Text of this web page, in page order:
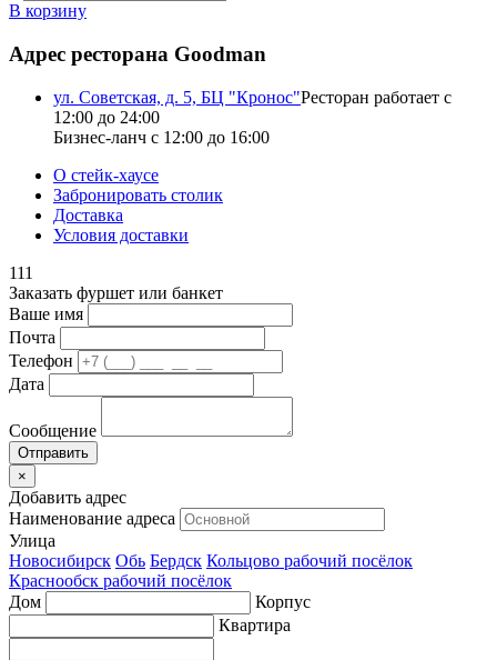
В корзину
Адрес ресторана Goodman
ул. Советская, д. 5, БЦ "Кронос"Ресторан работает с
12:00 до 24:00
Бизнес-ланч с 12:00 до 16:00
О стейк-хаусе
Забронировать столик
Доставка
Условия доставки
111
Заказать фуршет или банкет
Ваше имя
Почта
Телефон
Дата
Сообщение
×
Добавить адрес
Наименование адреса
Улица
Новосибирск Обь Бердск Кольцово рабочий посёлок
Краснообск рабочий посёлок
Дом
Корпус
Квартира